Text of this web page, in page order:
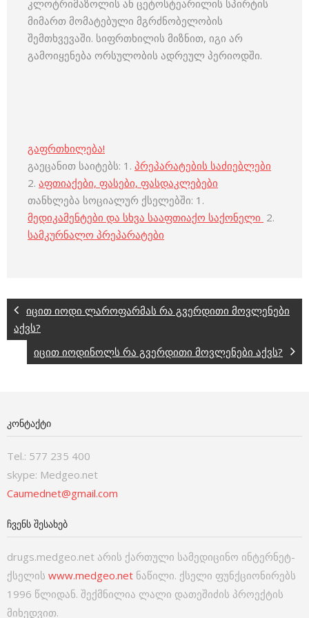
კლოტრიმაზოლის ან ცეტოსტეარილის სპირტის
მიმართ მომატებული მგრძნობელობის
შემთხვევაში. სიფრთხილის მიზნით, იგი არ
გამოიყენება ორსულობის ადრეულ პერიოდში.
გაფრთხილება!
გაეცანით საიტებს: 1. პრეპარატების საძიებლები
2. აფთიაქები, ფასები, ფასდაკლებები
თანხლება სოციალურ ქსელებში: 1.
მედიკამენტები და სხვა სააფთიაქო საქონელი 2.
სამკურნალო პრეპარატები
იცით იოდი ლაროფარმას რა გვერდითი მოვლენები
აქვს?
იცით იოდინოლს რა გვერდითი მოვლენები აქვს?
ᲙᲝᲜᲢᲐᲥᲢᲘ
Tel.: 577 235 400
skype: Medgeo.net
Caumednet@gmail.com
ᲩᲕᲔᲜᲡ ᲨᲔᲡᲐᲮᲔᲑ
drugs.medgeo.net არის ქართული სამედიცინო ინტერნეტ-
ქსელის www.medgeo.net ნაწილი. ქსელი ფუნქციონირებს
1996 წლიდან. შექმნილია ლალი დათეშიძის პროექტის
მიხედვით.